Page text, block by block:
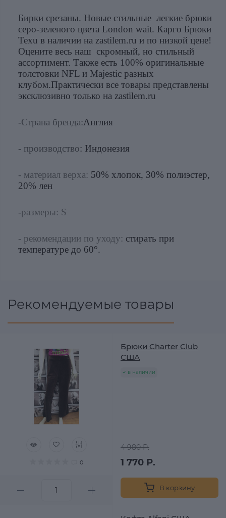
Бирки срезаны. Новые стильные легкие брюки
серо-зеленого цвета London wait. Карго Брюки
Texu в наличии на zastilem.ru и по низкой цене!
Оцените весь наш скромный, но стильный
ассортимент. Также есть 100% оригинальные
толстовки NFL и Majestic разных
клубом.Практически все товары представлены
эксклюзивно только на zastilem.ru
-Страна бренда:Англия
- производство: Индонезия
- материал верха: 50% хлопок, 30% полиэстер,
20% лен
-размеры: S
- рекомендации по уходу: стирать при
температуре до 60°.
Рекомендуемые товары
0
Брюки Charter Club
США
в наличии
4 980 Р.
1 770 Р.
В корзину